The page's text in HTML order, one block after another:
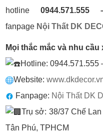
hotline 0944.571.555
fanpage Nội Thất DK
Mọi thắc mắc và nhu
Hotline: 0944.571.555
Website:
Fanpage: Nội Thất DK
Trụ sở: 38/37 Chế
Tân Phú, TPHCM